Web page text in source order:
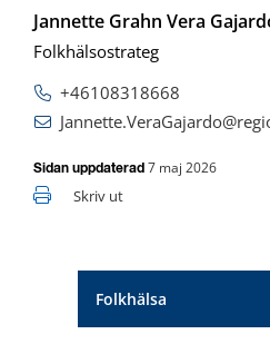
Folkhälsa
Jannette Grahn Vera
Folkhälsostrateg
+46108318668
Sidan uppdaterad 7 maj 2026
Skriv ut